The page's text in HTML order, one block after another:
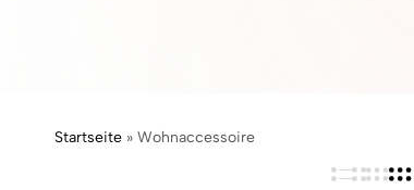
Startseite » Wohnaccessoire